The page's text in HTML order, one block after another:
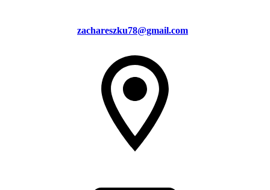
zachareszku78@gmail.com